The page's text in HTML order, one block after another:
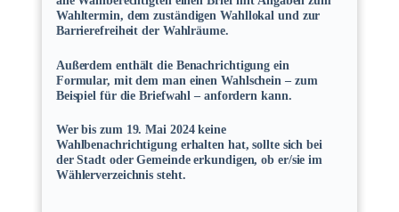
Wahltermin, dem zuständigen Wahllokal und zur
Barrierefreiheit der Wahlräume.
Außerdem enthält die Benachrichtigung ein
Formular, mit dem man einen Wahlschein – zum
Beispiel für die Briefwahl – anfordern kann.
Wer bis zum 19. Mai 2024 keine
Wahlbenachrichtigung erhalten hat, sollte sich bei
der Stadt oder Gemeinde erkundigen, ob er/sie im
Wählerverzeichnis steht.